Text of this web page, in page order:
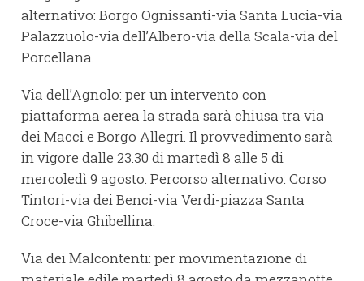
alternativo: Borgo Ognissanti-via Santa Lucia-via
Palazzuolo-via dell’Albero-via della Scala-via del
Porcellana.
Via dell’Agnolo: per un intervento con
piattaforma aerea la strada sarà chiusa tra via
dei Macci e Borgo Allegri. Il provvedimento sarà
in vigore dalle 23.30 di martedì 8 alle 5 di
mercoledì 9 agosto. Percorso alternativo: Corso
Tintori-via dei Benci-via Verdi-piazza Santa
Croce-via Ghibellina.
Via dei Malcontenti: per movimentazione di